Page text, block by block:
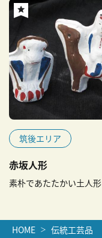
筑後エリア
赤坂人形
素朴であたたかい土人形
HOME 伝統工芸品